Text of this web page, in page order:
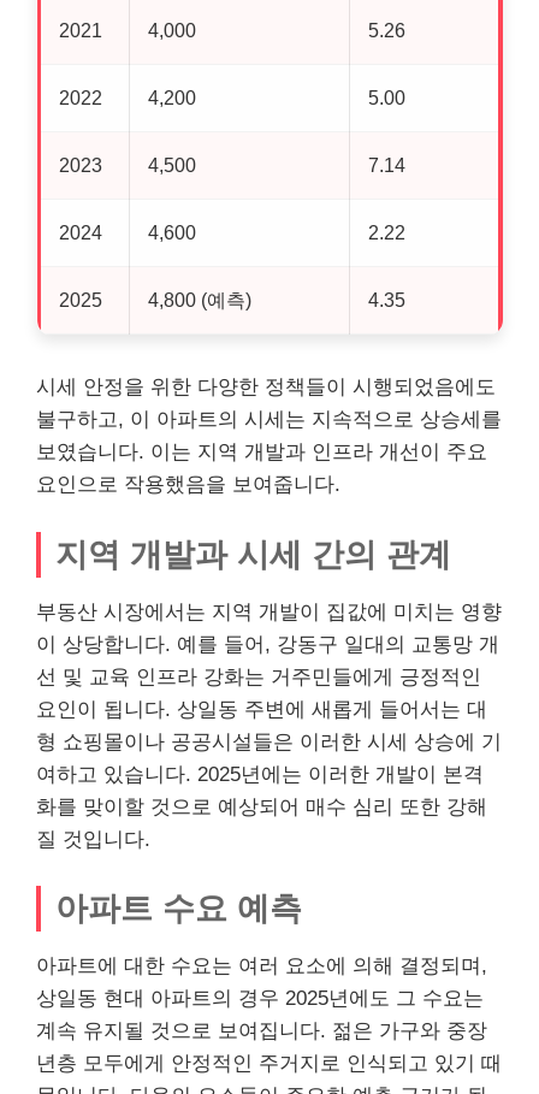
2021 4,000 5.26
2022 4,200 5.00
2023 4,500 7.14
2024 4,600 2.22
2025 4,800 (예측) 4.35
시세 안정을 위한 다양한 정책들이 시행되었음에도
불구하고, 이 아파트의 시세는 지속적으로 상승세를
보였습니다. 이는 지역 개발과 인프라 개선이 주요
요인으로 작용했음을 보여줍니다.
지역 개발과 시세 간의 관계
부동산 시장에서는 지역 개발이 집값에 미치는 영향
이 상당합니다. 예를 들어, 강동구 일대의 교통망 개
선 및 교육 인프라 강화는 거주민들에게 긍정적인
요인이 됩니다. 상일동 주변에 새롭게 들어서는 대
형 쇼핑몰이나 공공시설들은 이러한 시세 상승에 기
여하고 있습니다. 2025년에는 이러한 개발이 본격
화를 맞이할 것으로 예상되어 매수 심리 또한 강해
질 것입니다.
아파트 수요 예측
아파트에 대한 수요는 여러 요소에 의해 결정되며,
상일동 현대 아파트의 경우 2025년에도 그 수요는
계속 유지될 것으로 보여집니다. 젊은 가구와 중장
년층 모두에게 안정적인 주거지로 인식되고 있기 때